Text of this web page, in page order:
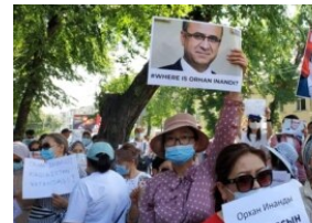
поискуЎЗБЕКЧА
ТОҶИКӢ
TÜRKMENÇE
Все сайты РСЕ/РС